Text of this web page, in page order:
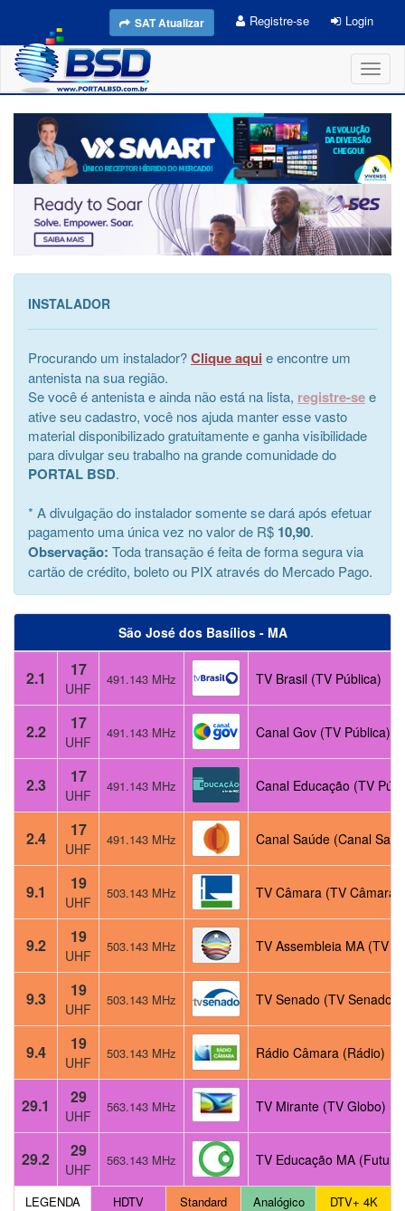
SAT Atualizar Registre-se Login
INSTALADOR
Procurando um instalador?Clique aqui e encontre um
antenista na sua região.
Se você é antenista e ainda não está na lista, registre-see
ative seu cadastro, você nos ajuda manter esse vasto
material disponibilizado gratuitamente e ganha visibilidade
para divulgar seu trabalho na grande comunidade do
PORTAL BSD.
* A divulgação do instalador somente se dará após efetuar
pagamento uma única vez no valor de R$ 10,90.
Observação: Toda transação é feita de forma segura via
cartão de crédito, boleto ou PIX através do Mercado Pago.
São José dos Basílios - MA
2.1 17
UHF
491.143 MHz TV Brasil (TV Pública)
2.2 17
UHF
491.143 MHz Canal Gov (TV Pública)
2.3 17
UHF
491.143 MHz Canal Educação (TV
2.4 17
UHF
491.143 MHz Canal Saúde (Canal
9.1 19
UHF
503.143 MHz TV Câmara (TV Câmara)
9.2 19
UHF
503.143 MHz TV Assembleia MA (TV
9.3 19
UHF
503.143 MHz TV Senado (TV Senado)
9.4 19
UHF
503.143 MHz Rádio Câmara (Rádio)
29.1 29
UHF
563.143 MHz TV Mirante (TV Globo)
29.2 29
UHF
563.143 MHz TV Educação MA (Futura)
LEGENDA HDTV Standard Analógico DTV+ 4K